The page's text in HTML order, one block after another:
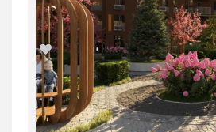
1-комн. квартира в ЖК
ВИЗе...